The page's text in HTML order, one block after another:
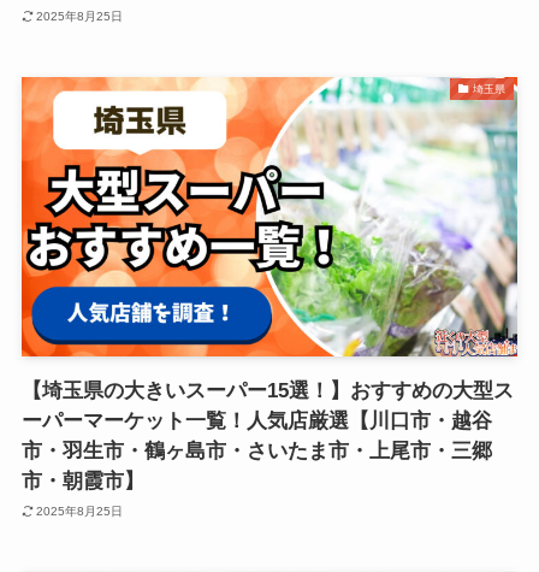
2025年8月25日
埼玉県
【埼玉県の大きいスーパー15選！】おすすめの大型ス
ーパーマーケット一覧！人気店厳選【川口市・越谷
市・羽生市・鶴ヶ島市・さいたま市・上尾市・三郷
市・朝霞市】
2025年8月25日